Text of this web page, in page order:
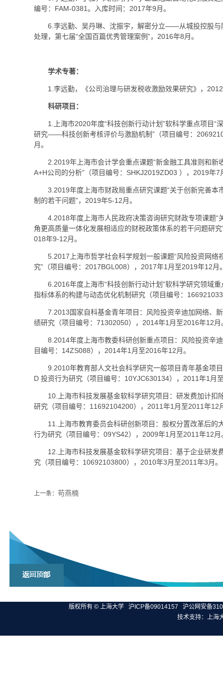
编号：FAM-0381。入库时间：2017年9月。
6.李远勤、吴丹琳、沈振宇，解密分立——从城投控股与
处理，第七届“全国百篇优秀管理案例”，2016年8月。
学术专著：
1.李远勤，《公司治理与研发税收激励效果研究》，
科研项目：
1.上海市2020年度“科技创新行动计划”软科学重点项目“
研究——科技创新考核评价与激励机制”（项目编号：
月。
2.2019年上海市会计学会重点课题“新金融工具准则和
A+H公司的分析”（项目编号：SHKJ2019ZD03 ），2019年
3.2019年度上海市财政局重点研究课题“关于创新完善本
制的若干问题”，2019年5-12月。
4.2018年度上海市人民政府决策咨询研究财政专项课题“
角更高质量一体化发展相适应的财税政策体系的若干问题研
018年9-12月。
5.2017上海市哲学社会科学规划一般课题“风险投资网络
究”（项目编号：2017BGL008），2017年1月至2019年12月
6.2016年度上海市“科技创新行动计划”软科学研究领域
指标体系的构建与动态优化机制研究（项目编号：
7.2013国家自科基金青年项目：风险投资辛迪加网络、
绩研究（项目编号：71302050），2014年1月至2016年12月
8.2014年度上海市教委科研创新重点项目：风险投资辛
目编号：14ZS088），2014年1月至2016年12月。
9.2010年教育部人文社会科学研究一般项目青年基金项
D 投资行为研究（项目编号：10YJC630134），2011年1月
10.上海市科技发展基金软科学研究项目：研发费加计扣
研究（项目编号：11692104200），2011年1月至2011年12
11.上海市教育委员会科研创新项目：股权分置改革后的
行为研究（项目编号：09YS42），2009年1月至2011年12月
12.上海市科技发展基金软科学研究项目：基于企业研发
究（项目编号：10692103800），2010年3月至2011年3月。
上一条： 苟燕楠
版权所有 © 上海大学 沪ICP备09014157
沪公网安备
技术支持：上海